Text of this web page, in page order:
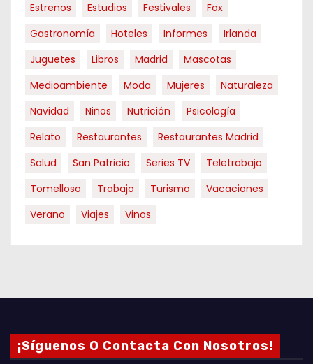
Estrenos
Estudios Festivales
Fox
Gastronomía
Hoteles Informes
Irlanda
Juguetes
Libros Madrid
Mascotas
Medioambiente
Moda Mujeres
Naturaleza
Navidad
Niños Nutrición
Psicología
Relato
Restaurantes
Restaurantes Madrid
Salud
San Patricio Series TV
Teletrabajo
Tomelloso
Trabajo Turismo
Vacaciones
Verano
Viajes Vinos
¡Síguenos O Contacta Con Nosotros!